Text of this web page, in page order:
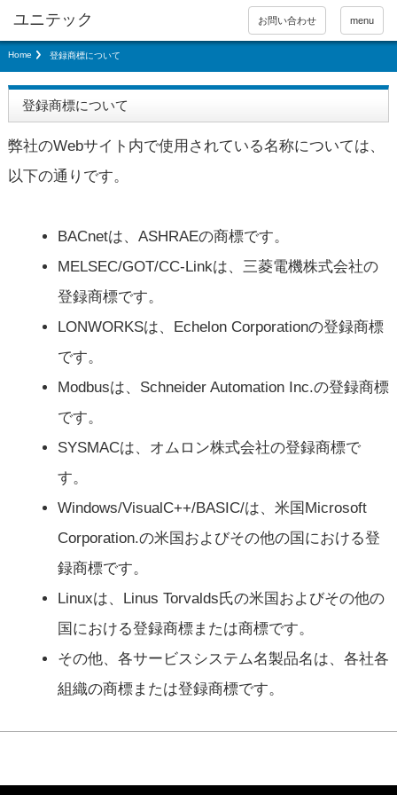
お問い合わせ menu
Home 登録商標について
登録商標について
弊社のWebサイト内で使用されている名称については、
以下の通りです。
BACnetは、ASHRAEの商標です。
MELSEC/GOT/CC-Linkは、三菱電機株式会社の
登録商標です。
LONWORKSは、Echelon Corporationの登録商標
です。
Modbusは、Schneider Automation Inc.の登録商標
です。
SYSMACは、オムロン株式会社の登録商標で
す。
Windows/VisualC++/BASIC/は、米国Microsoft
Corporation.の米国およびその他の国における登
録商標です。
Linuxは、Linus Torvalds氏の米国およびその他の
国における登録商標または商標です。
その他、各サービスシステム名製品名は、各社各
組織の商標または登録商標です。